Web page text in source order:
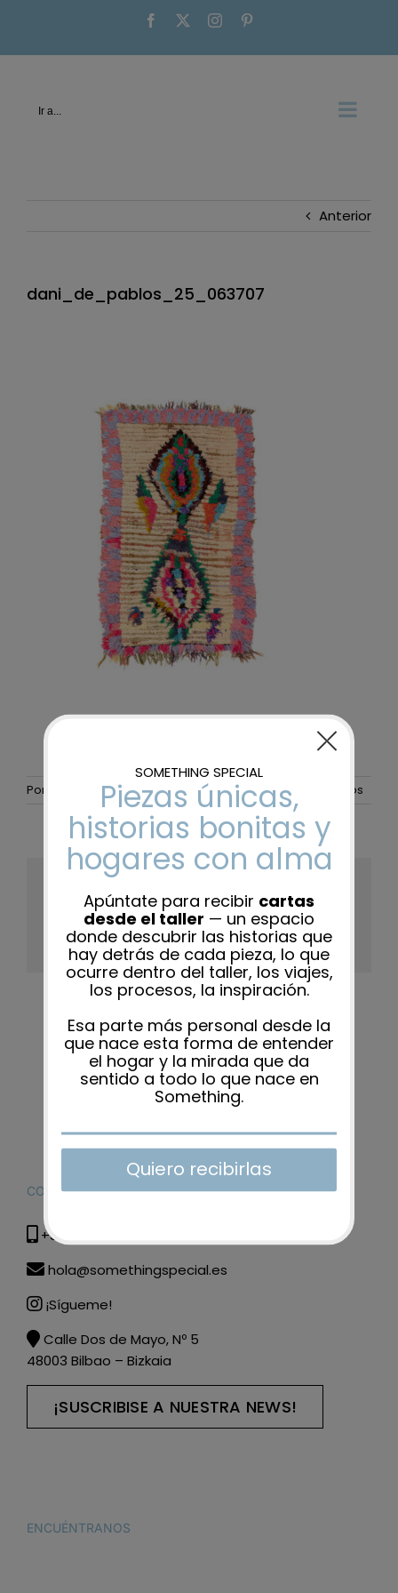
contenido
Facebook Instagram
Ir a...
Anterior
dani_de_pablos_25_063707
Por maider-admin 19 noviembre, 2025 | Sin comentarios
Share This Story, Choose Your
Platform!
Facebook
X RedditLinkedInWhatsApp
TumblrPinterest
Vk Xing
CONTACTO
+34 615 285 608
hola@somethingspecial.es
¡Sígueme!
Calle Dos de Mayo, Nº 5
48003 Bilbao – Bizkaia
¡SUSCRIBISE A NUESTRA NEWS!
ENCUÉNTRANOS